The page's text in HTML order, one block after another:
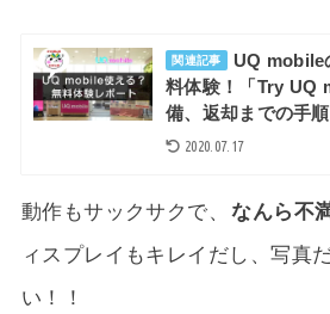
関連記事
UQ mobile
料体験！「Try UQ
備、返却までの手
2020.07.17
動作もサックサクで、 なんら不
ィスプレイもキレイだし、写真
い！！